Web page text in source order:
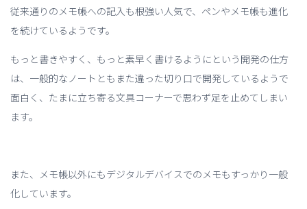
従来通りのメモ帳への記入も根強い人気で、ペンやメモ帳も進化
を続けているようです。
もっと書きやすく、もっと素早く書けるようにという開発の仕方
は、一般的なノートともまた違った切り口で開発しているようで
面白く、たまに立ち寄る文具コーナーで思わず足を止めてしまい
ます。
また、メモ帳以外にもデジタルデバイスでのメモもすっかり一般
化しています。